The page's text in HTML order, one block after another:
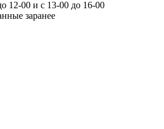
12-00 и с 13-00 до 16-00
заранее